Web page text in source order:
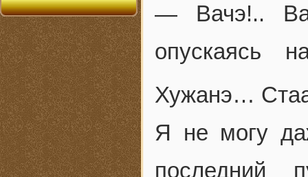
— Вачэ!..
опускаясь
Хужанэ…
Я не могу